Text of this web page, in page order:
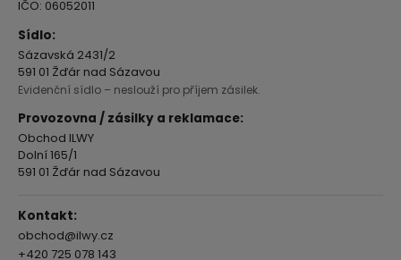
IČO: 06052011
Sídlo:
Sázavská 2431/2
591 01 Žďár nad Sázavou
Evidenční sídlo – neslouží pro příjem zásilek.
Provozovna / zásilky a reklamace:
Obchod ILWY
Dolní 165/1
591 01 Žďár nad Sázavou
Kontakt:
obchod@ilwy.cz
+420 725 078 143